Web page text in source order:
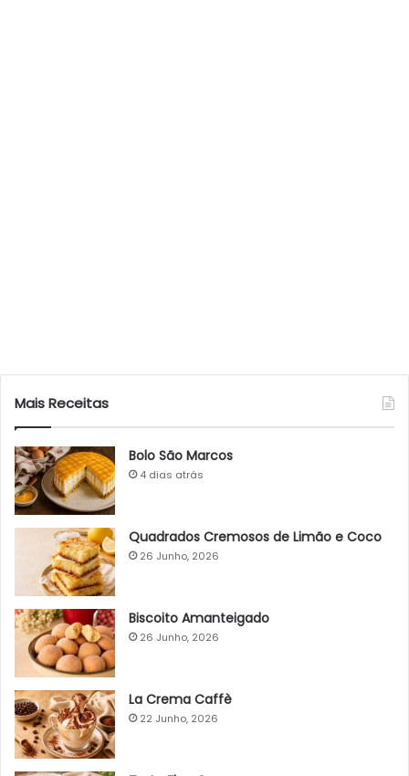
Mais Receitas
Bolo São Marcos
4 dias atrás
Quadrados Cremosos de Limão e Coco
26 Junho, 2026
Biscoito Amanteigado
26 Junho, 2026
La Crema Caffè
22 Junho, 2026